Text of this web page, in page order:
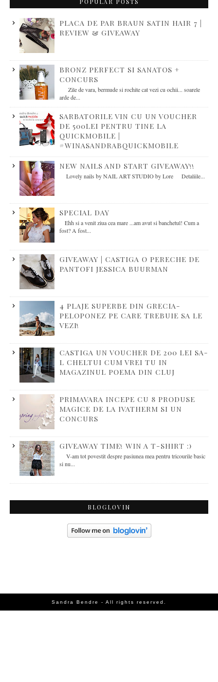
POPULAR POSTS
PLACA DE PAR BRAUN SATIN HAIR 7 |
REVIEW & GIVEAWAY
BRONZ PERFECT SI SANATOS +
CONCURS
Zile de vara, bermude si rochite cat vezi cu ochii... soarele
arde de...
SARBATORILE VIN CU UN VOUCHER
DE 500LEI PENTRU TINE LA
QUICKMOBILE |
#WINASANDRABQUICKMOBILE
NEW NAILS AND START GIVEAWAY!!
Lovely nails by NAIL ART STUDIO by Lore Detaliile...
SPECIAL DAY
Ehh si a venit ziua cea mare ...am avut si banchetul! Cum a
fost? A fost...
GIVEAWAY | CASTIGA O PERECHE DE
PANTOFI JESSICA BUURMAN
4 PLAJE SUPERBE DIN GRECIA-
PELOPONEZ PE CARE TREBUIE SA LE
VEZI!
CASTIGA UN VOUCHER DE 200 LEI SA-
L CHELTUI CUM VREI TU IN
MAGAZINUL POEMA DIN CLUJ
PRIMAVARA INCEPE CU 8 PRODUSE
MAGICE DE LA IVATHERM SI UN
CONCURS
GIVEAWAY TIME! WIN A T-SHIRT :)
V-am tot povestit despre pasiunea mea pentru tricourile basic
si nu...
BLOGLOVIN
Sandra Bendre - All rights reserved.